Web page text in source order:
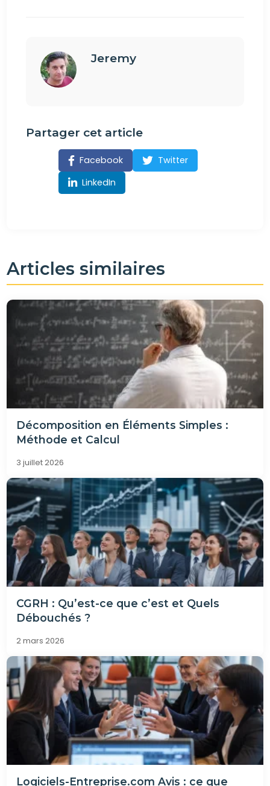
Jeremy
Partager cet article
Facebook
Twitter
LinkedIn
Articles similaires
Décomposition en Éléments Simples :
Méthode et Calcul
3 juillet 2026
CGRH : Qu’est-ce que c’est et Quels
Débouchés ?
2 mars 2026
Logiciels-Entreprise.com Avis : ce que